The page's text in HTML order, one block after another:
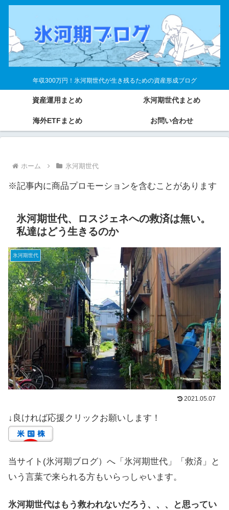
年収300万円！氷河期世代が生き残るための資産形成ブログ
資産運用まとめ 氷河期世代まとめ
海外ETFまとめ お問い合わせ
ホーム 氷河期世代
※記事内に商品プロモーションを含むことがあります
氷河期世代、ロスジェネへの救済は無い。
私達はどう生きるのか
氷河期世代
2021.05.07
↓良ければ応援クリックお願いします！
当サイト(氷河期ブログ）へ「氷河期世代」「救済」と
いう言葉で来られる方もいらっしゃいます。
氷河期世代はもう救われないだろう、、、と思ってい